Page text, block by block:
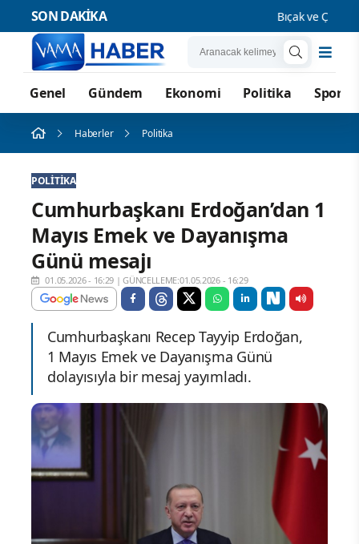
SON DAKİKA Bıçak ve Çocuk
Genel Gündem Ekonomi Politika Spor
Haberler Politika
POLITIKA
Cumhurbaşkanı Erdoğan’dan 1
Mayıs Emek ve Dayanışma
Günü mesajı
01.05.2026 - 16:29 |GÜNCELLEME:01.05.2026 - 16:29
Cumhurbaşkanı Recep Tayyip Erdoğan,
1 Mayıs Emek ve Dayanışma Günü
dolayısıyla bir mesaj yayımladı.